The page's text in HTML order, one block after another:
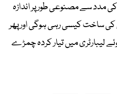
مدد سے مصنوعی طور پر اندازہ
ساخت کیسی رہی ہوگی اور پھر
لیبارٹری میں تیار کردہ چمڑے